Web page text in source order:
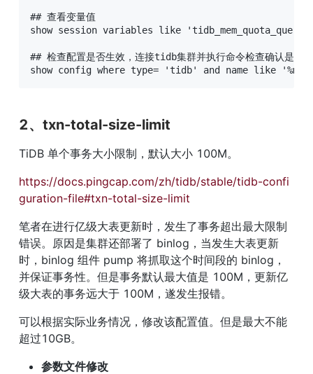
## 查看变量值
show session variables like
## 检查配置是否生效，连接tidb集群并执行命令检查确认是否
show config where type= 'tidb' and name like
2、txn-total-size-limit
TiDB 单个事务大小限制，默认大小 100M。
https://docs.pingcap.com/zh/tidb/stable/tidb-confi
guration-file#txn-total-size-limit
笔者在进行亿级大表更新时，发生了事务超出最大限制
错误。原因是集群还部署了 binlog，当发生大表更新
时，binlog 组件 pump 将抓取这个时间段的 binlog，
并保证事务性。但是事务默认最大值是 100M，更新亿
级大表的事务远大于 100M，遂发生报错。
可以根据实际业务情况，修改该配置值。但是最大不能
超过10GB。
参数文件修改